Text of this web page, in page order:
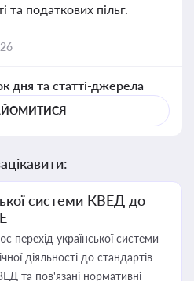
та податкових пільг.
дня та статті-джерела
системи КВЕД до
перехід української системи
діяльності до стандартів
та пов'язані нормативні